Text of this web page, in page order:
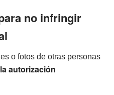
no infringir
o fotos de otras personas
autorización